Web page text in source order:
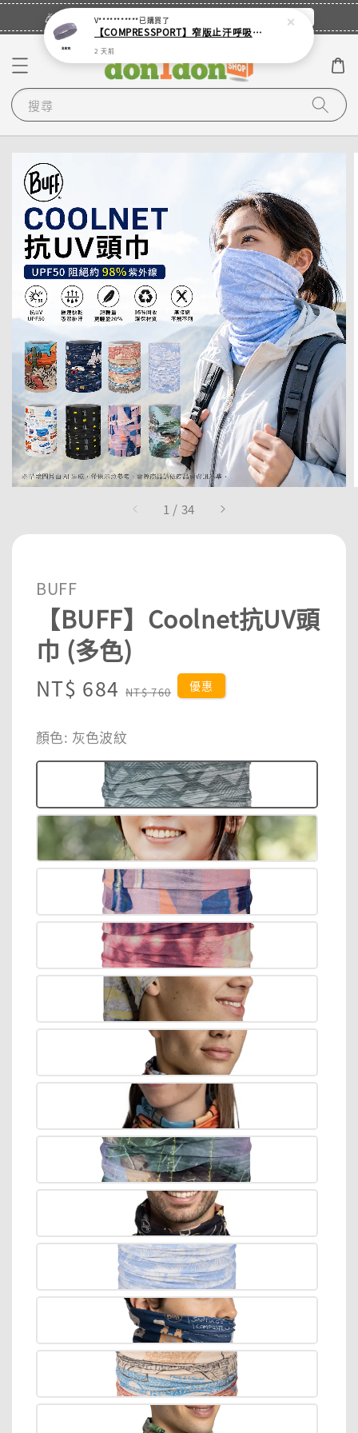
🎉登入會員・領取您的專屬折扣券！ 立即登入
搜尋
1 / 34
BUFF
【BUFF】Coolnet抗UV頭
巾 (多色)
Sale
NT$ 684 Regular
NT$ 760 優惠
顏色: 灰色波紋
V***********已購買了
【COMPRESSPORT】窄版止汗呼吸頭帶2.0_【零碼】
2 天前